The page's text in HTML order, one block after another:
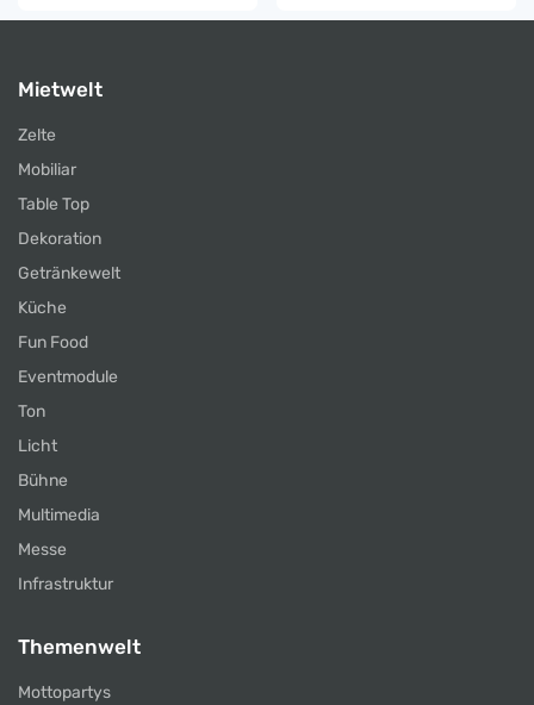
Mietwelt
Zelte
Mobiliar
Table Top
Dekoration
Getränkewelt
Küche
Fun Food
Eventmodule
Ton
Licht
Bühne
Multimedia
Messe
Infrastruktur
Themenwelt
Mottopartys